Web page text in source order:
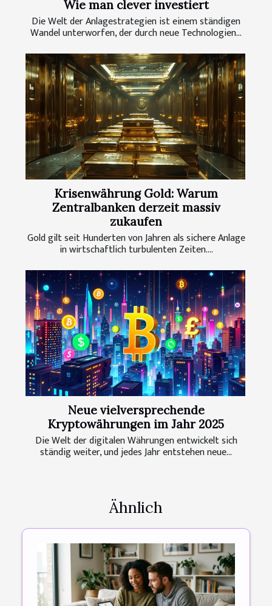
Wie man clever investiert
Die Welt der Anlagestrategien ist einem ständigen
Wandel unterworfen, der durch neue Technologien...
Krisenwährung Gold: Warum
Zentralbanken derzeit massiv
zukaufen
Gold gilt seit Hunderten von Jahren als sichere Anlage
in wirtschaftlich turbulenten Zeiten....
Neue vielversprechende
Kryptowährungen im Jahr 2025
Die Welt der digitalen Währungen entwickelt sich
ständig weiter, und jedes Jahr entstehen neue...
Ähnlich